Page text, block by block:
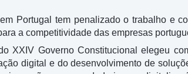
Portugal tem penalizado o trabalho e
a competitividade das empresas
XXIV Governo Constitucional elegeu
digital e do desenvolvimento de